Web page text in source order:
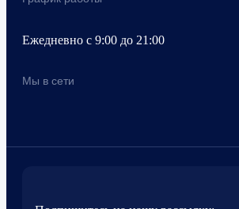
Ежедневно с 9:00 до 21:00
Мы в сети